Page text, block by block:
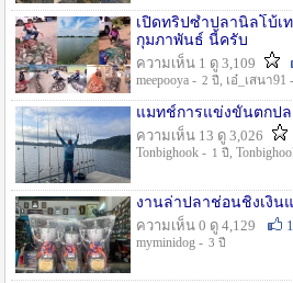
เปิดทริปซ้ำปลานิลโบ้เ
กุมภาพันธ์ นี้ครับ
ความเห็น 1 ดู 3,109
meepooya - 2 ปี , เอ๋_เสนา91 -
แมทช์การแข่งขั้นตกป
ความเห็น 13 ดู 3,026
Tonbighook - 1 ปี ,
งานล่าปลาช่อนชิงเงิ
ความเห็น 0 ดู 4,129
1
myminidog - 3 ปี